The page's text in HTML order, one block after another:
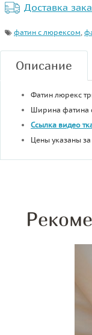
Доставка
фатин с люрексом,
Описание
Фатин люрекс
Ширина фатина
Ссылка видео
Цены указаны